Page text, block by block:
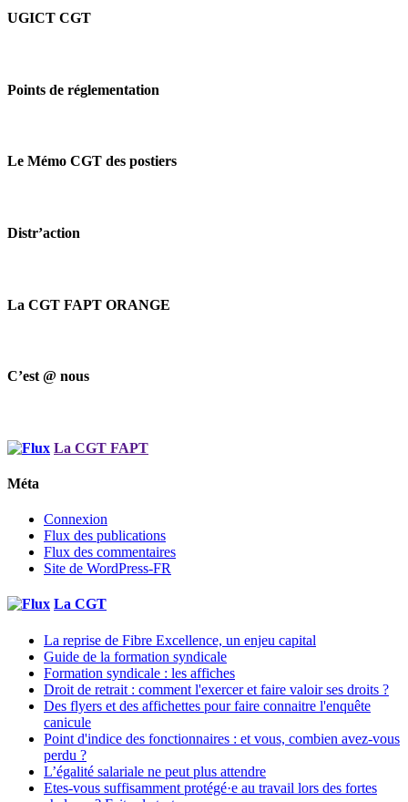
UGICT CGT
Points de réglementation
Le Mémo CGT des postiers
Distr’action
La CGT FAPT ORANGE
C’est @ nous
La CGT FAPT
Méta
Connexion
Flux des publications
Flux des commentaires
Site de WordPress-FR
La CGT
La reprise de Fibre Excellence, un enjeu capital
Guide de la formation syndicale
Formation syndicale : les affiches
Droit de retrait : comment l'exercer et faire valoir ses droits ?
Des flyers et des affichettes pour faire connaitre l'enquête
canicule
Point d'indice des fonctionnaires : et vous, combien avez-vous
perdu ?
L’égalité salariale ne peut plus attendre
Etes-vous suffisamment protégé·e au travail lors des fortes